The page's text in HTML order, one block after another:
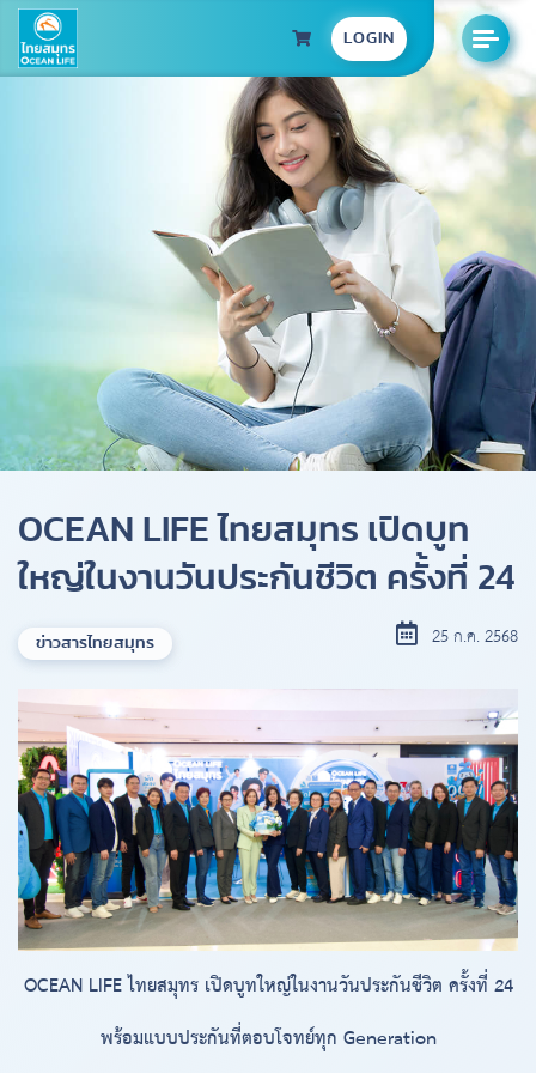
LOGIN
OCEAN LIFE ไทยสมุทร เปิดบูท
ใหญ่ในงานวันประกันชีวิต ครั้งที่ 24
ข่าวสารไทยสมุทร 25 ก.ค. 2568
OCEAN LIFE ไทยสมุทร เปิดบูทใหญ่ในงานวันประกันชีวิต ครั้งที่ 24
พร้อมแบบประกันที่ตอบโจทย์ทุก Generation